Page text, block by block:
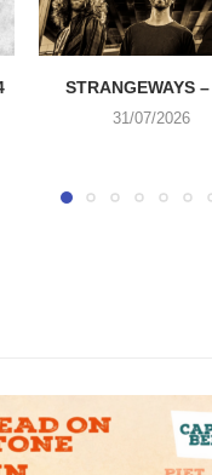
STRANGEWAYS
31/07/2026